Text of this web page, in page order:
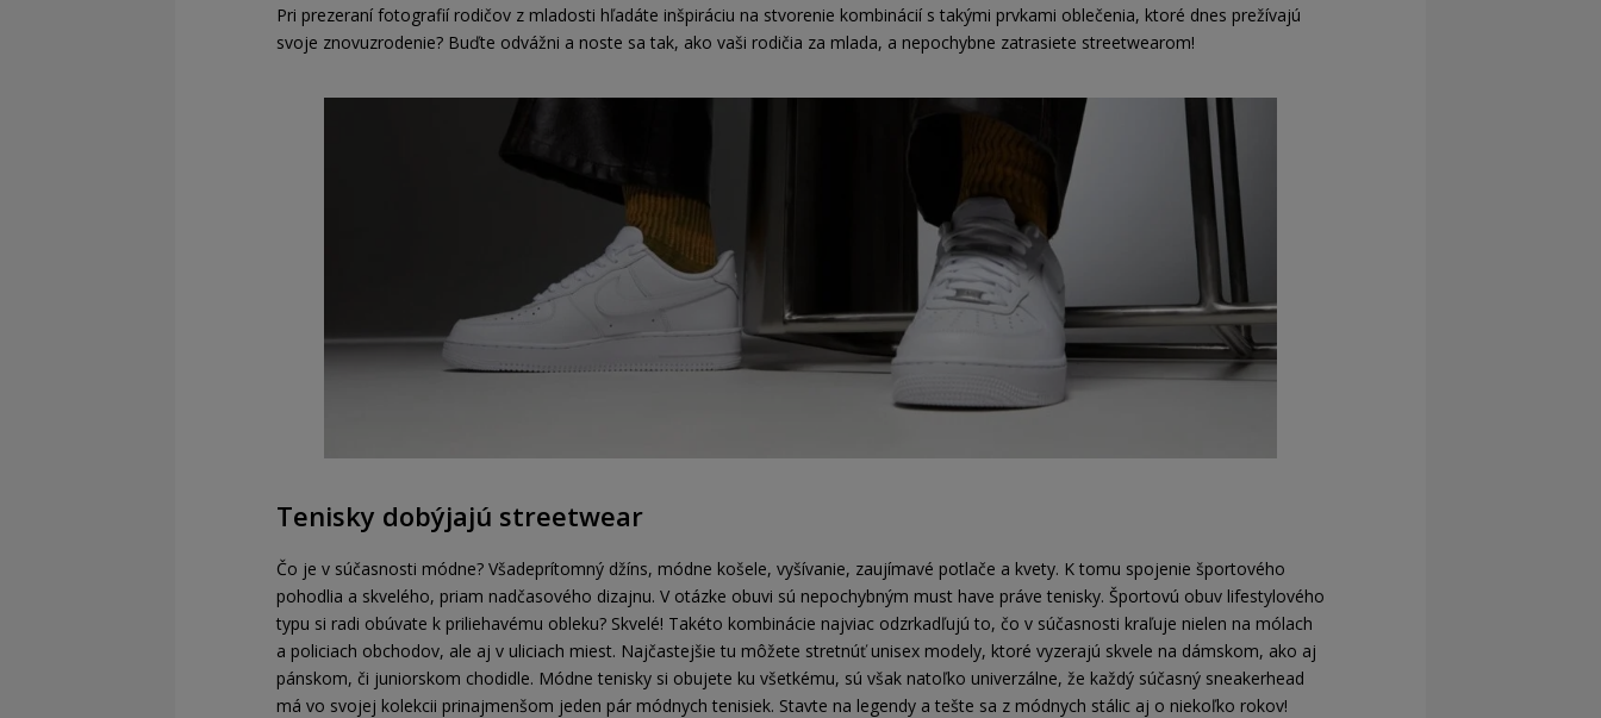
Pri prezeraní fotografií rodičov z mladosti hľadáte inšpiráciu na stvorenie kombinácií s takými prvkami oblečenia, ktoré dnes prežívajú
svoje znovuzrodenie? Buďte odvážni a noste sa tak, ako vaši rodičia za mlada, a nepochybne zatrasiete streetwearom!
Tenisky dobýjajú streetwear
Čo je v súčasnosti módne? Všadeprítomný džíns, módne košele, vyšívanie, zaujímavé potlače a kvety. K tomu spojenie športového
pohodlia a skvelého, priam nadčasového dizajnu. V otázke obuvi sú nepochybným must have práve tenisky. Športovú obuv lifestylového
typu si radi obúvate k priliehavému obleku? Skvelé! Takéto kombinácie najviac odzrkadľujú to, čo v súčasnosti kraľuje nielen na mólach
a policiach obchodov, ale aj v uliciach miest. Najčastejšie tu môžete stretnúť unisex modely, ktoré vyzerajú skvele na dámskom, ako aj
pánskom, či juniorskom chodidle. Módne tenisky si obujete ku všetkému, sú však natoľko univerzálne, že každý súčasný sneakerhead
má vo svojej kolekcii prinajmenšom jeden pár módnych tenisiek. Stavte na legendy a tešte sa z módnych stálic aj o niekoľko rokov!